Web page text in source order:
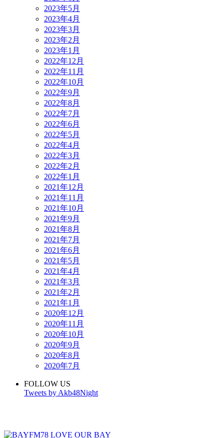
2023年5月
2023年4月
2023年3月
2023年2月
2023年1月
2022年12月
2022年11月
2022年10月
2022年9月
2022年8月
2022年7月
2022年6月
2022年5月
2022年4月
2022年3月
2022年2月
2022年1月
2021年12月
2021年11月
2021年10月
2021年9月
2021年8月
2021年7月
2021年6月
2021年5月
2021年4月
2021年3月
2021年2月
2021年1月
2020年12月
2020年11月
2020年10月
2020年9月
2020年8月
2020年7月
FOLLOW US
Tweets by Akb48Night